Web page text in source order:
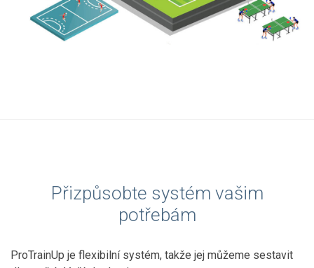
Přizpůsobte systém vašim
potřebám
ProTrainUp je flexibilní systém, takže jej můžeme sestavit